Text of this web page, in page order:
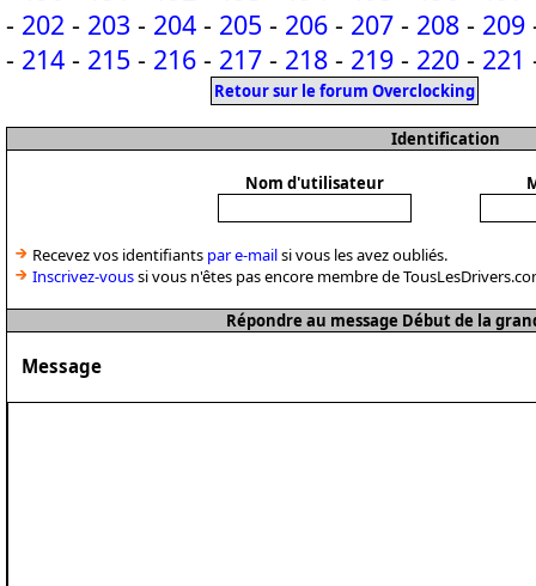
- 202 - 203 - 204 - 205 - 206 - 207 - 208 - 209
- 214 - 215 - 216 - 217 - 218 - 219 - 220 - 221
Retour sur le forum Overclocking
Identification
Nom d'utilisateur
Recevez vos identifiants par e-mailsi vous les avez oubliés.
Inscrivez-voussi vous n'êtes pas encore membre de
Répondre au message Début de la
Message